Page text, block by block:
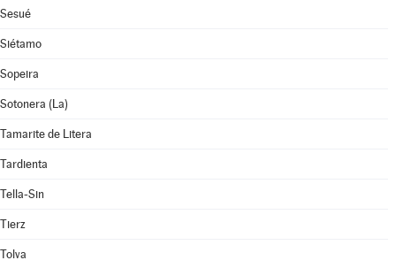
Sesué
Siétamo
Sopeira
Sotonera (La)
Tamarite de Litera
Tardienta
Tella-Sin
Tierz
Tolva